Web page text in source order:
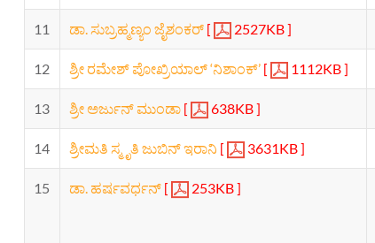
11 ಡಾ. ಸುಬ್ರಹ್ಮಣ್ಯಂ ಜೈಶಂಕರ್[ 2527KB ]
12 ಶ್ರೀ ರಮೇಶ್ ಪೋಖ್ರಿಯಾಲ್ ‘ನಿಶಾಂಕ್’[ 1112KB ]
13 ಶ್ರೀ ಅರ್ಜುನ್ ಮುಂಡಾ[ 638KB ]
14 ಶ್ರೀಮತಿ ಸ್ಮೃತಿ ಜುಬಿನ್ ಇರಾನಿ [ 3631KB ]
15 ಡಾ. ಹರ್ಷವರ್ಧನ್[ 253KB ]